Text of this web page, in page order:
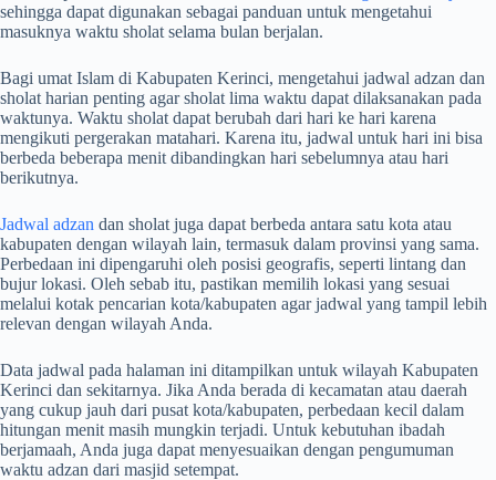
sehingga dapat digunakan sebagai panduan untuk mengetahui
masuknya waktu sholat selama bulan berjalan.
Bagi umat Islam di Kabupaten Kerinci, mengetahui jadwal adzan dan
sholat harian penting agar sholat lima waktu dapat dilaksanakan pada
waktunya. Waktu sholat dapat berubah dari hari ke hari karena
mengikuti pergerakan matahari. Karena itu, jadwal untuk hari ini bisa
berbeda beberapa menit dibandingkan hari sebelumnya atau hari
berikutnya.
Jadwal adzan dan sholat juga dapat berbeda antara satu kota atau
kabupaten dengan wilayah lain, termasuk dalam provinsi yang sama.
Perbedaan ini dipengaruhi oleh posisi geografis, seperti lintang dan
bujur lokasi. Oleh sebab itu, pastikan memilih lokasi yang sesuai
melalui kotak pencarian kota/kabupaten agar jadwal yang tampil lebih
relevan dengan wilayah Anda.
Data jadwal pada halaman ini ditampilkan untuk wilayah Kabupaten
Kerinci dan sekitarnya. Jika Anda berada di kecamatan atau daerah
yang cukup jauh dari pusat kota/kabupaten, perbedaan kecil dalam
hitungan menit masih mungkin terjadi. Untuk kebutuhan ibadah
berjamaah, Anda juga dapat menyesuaikan dengan pengumuman
waktu adzan dari masjid setempat.